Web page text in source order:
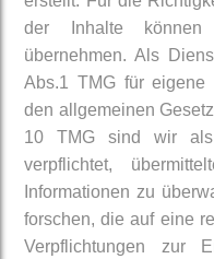
der Inhalte
übernehmen. Als
Abs.1 TMG für
den allgemeinen
10 TMG sind wir als
verpflichtet,
Informationen zu
forschen, die auf eine
Verpflichtungen zur